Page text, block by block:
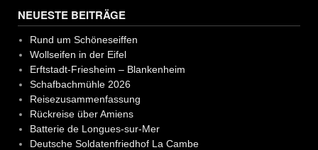
NEUESTE BEITRÄGE
Rund um Schöneseiffen
Wollseifen in der Eifel
Erftstadt-Friesheim – Blankenheim
Schafbachmühle 2026
Reisezusammenfassung
Rückreise über Amiens
Batterie de Longues-sur-Mer
Deutsche Soldatenfriedhof La Cambe